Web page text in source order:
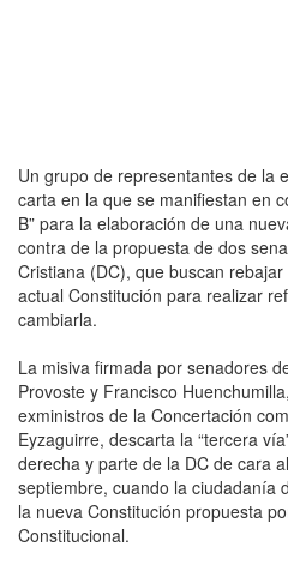
Un grupo de representantes de la
carta en la que se manifiestan en
B” para la elaboración de una
contra de la propuesta de dos
Cristiana (DC), que buscan
actual Constitución para realizar
cambiarla.
La misiva firmada por senadores
Provoste y Francisco
exministros de la Concertación
Eyzaguirre, descarta la “tercera
derecha y parte de la DC de cara
septiembre, cuando la ciudadanía
la nueva Constitución propuesta
Constitucional.